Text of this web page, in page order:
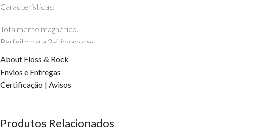
Características:
Totalmente magnético.
Perfeito para 2-4 jogadores.
6 fichas de bingo.
Bolsa de tecido para armazenamento.
Tudo contido em uma caixa com fecho magnético.
Idade recomendada 3+
About Floss & Rock
Envios e Entregas
Certificação | Avisos
Produtos Relacionados